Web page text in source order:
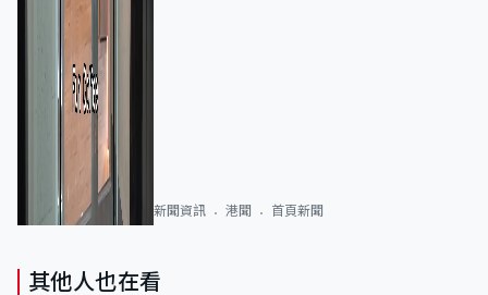
新聞資訊 港聞 首頁新聞
其他人也在看